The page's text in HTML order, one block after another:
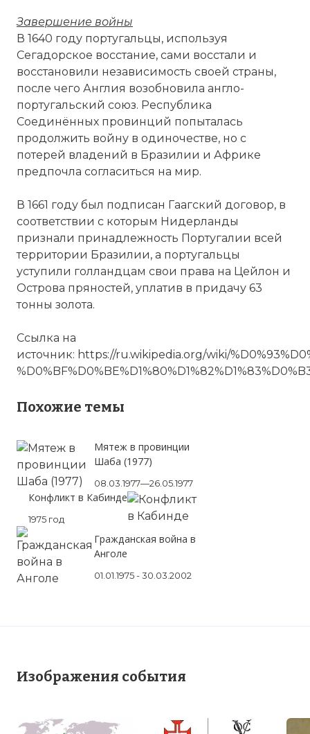
Завершение войны
В 1640 году португальцы, используя
Сегадорское восстание, сами восстали и
восстановили независимость своей страны,
после чего Англия возобновила англо-
португальский союз. Республика
Соединённых провинций попыталась
продолжить войну в одиночестве, но с
потерей владений в Бразилии и Африке
предпочла согласиться на мир.
В 1661 году был подписан Гаагский договор, в
соответствии с которым Нидерланды
признали принадлежность Португалии всей
территории Бразилии, а португальцы
уступили голландцам свои права на Цейлон и
Острова пряностей, уплатив в придачу 63
тонны золота.
Ссылка на
источник: https://ru.wikipedia.org/wiki/
Похожие темы
Мятеж в провинции
Шаба (1977)
08.03.1977—26.05.1977
Конфликт в Кабинде
1975 год
Гражданская война в
Анголе
01.01.1975 - 30.03.2002
Изображения события